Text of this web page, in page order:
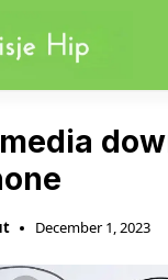
December 1, 2023